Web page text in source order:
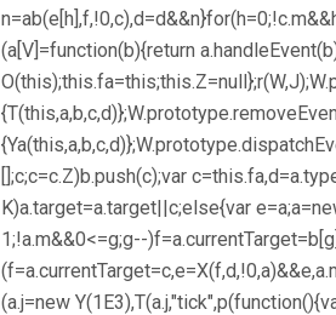
(a[V]=function(b){return
[];c;c=c.Z)b.push(c);var
K)a.target=a.target||c;else{var
1;!a.m&&0<=g;g--
(a.j=new